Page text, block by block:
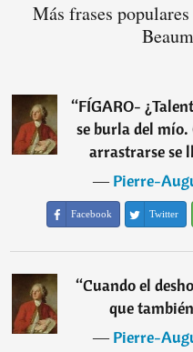
Más frases
“FÍGARO-
se burla del mío.
arrastrarse se
―Pierre-
Facebook Twitter
“Cuando el
que
―Pierre-